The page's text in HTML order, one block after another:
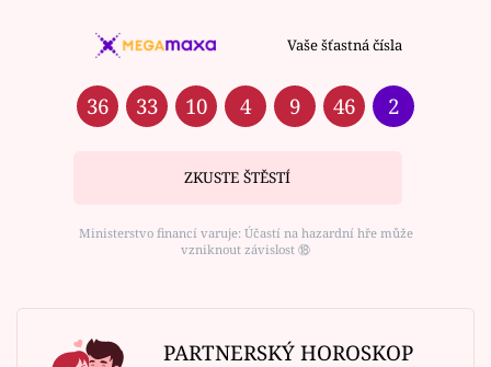
Vaše šťastná čísla
36 33 10 4 9 46 2
ZKUSTE ŠTĚSTÍ
Ministerstvo financí varuje: Účastí na hazardní hře může
vzniknout závislost ⑱
PARTNERSKÝ HOROSKOP